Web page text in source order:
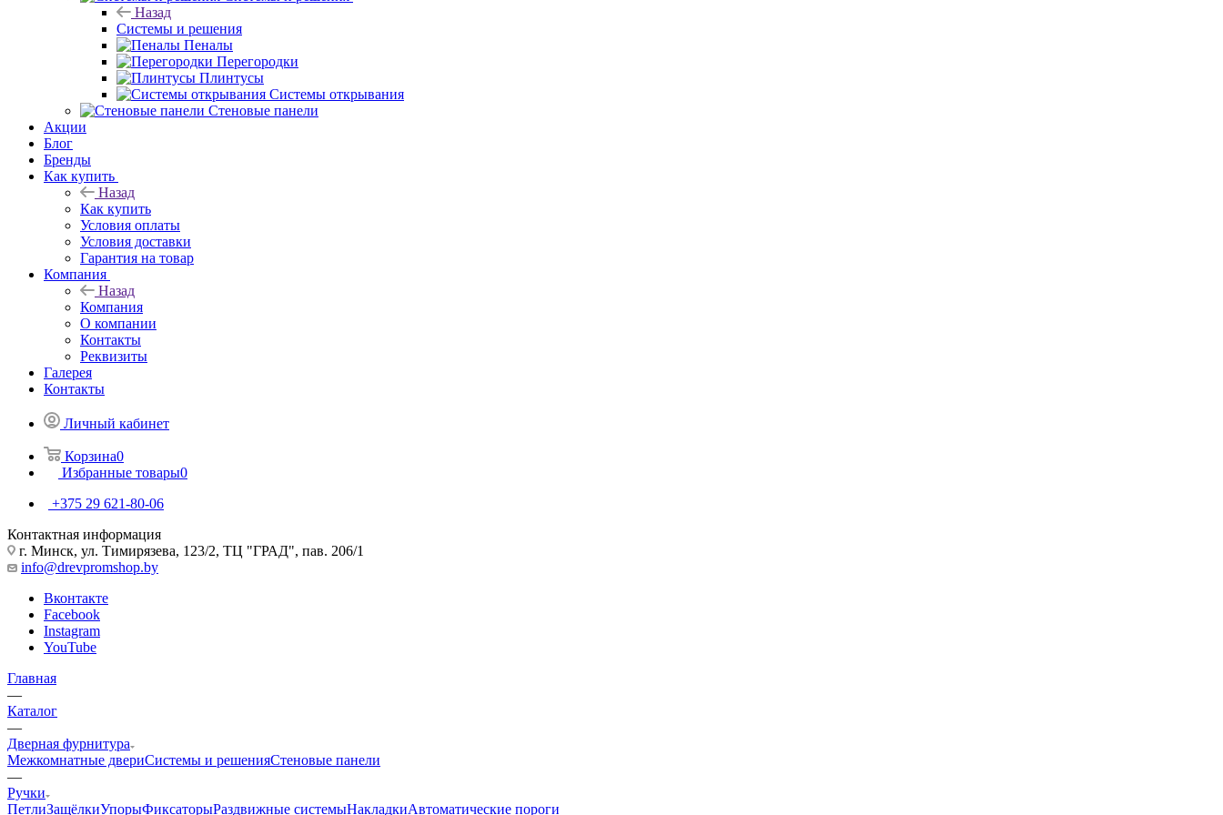
Назад
Системы и решения
Пеналы
Перегородки
Плинтусы
Системы открывания
Стеновые панели
Акции
Блог
Бренды
Как купить
Назад
Как купить
Условия оплаты
Условия доставки
Гарантия на товар
Компания
Назад
Компания
О компании
Контакты
Реквизиты
Галерея
Контакты
Личный кабинет
Корзина0
Избранные товары0
+375 29 621-80-06
Контактная информация
г. Минск, ул. Тимирязева, 123/2, ТЦ "ГРАД", пав. 206/1
info@drevpromshop.by
Вконтакте
Facebook
Instagram
YouTube
Главная
—
Каталог
—
Дверная фурнитура
Межкомнатные двериСистемы и решенияСтеновые панели
—
Ручки
ПетлиЗащёлкиУпорыФиксаторыРаздвижные системыНакладкиАвтоматические пороги